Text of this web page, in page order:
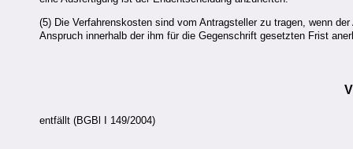
(5) Die Verfahrenskosten sind vom Antragsteller zu tragen, wenn
Anspruch innerhalb der ihm für die Gegenschrift gesetzten Frist
entfällt (BGBl I 149/2004)